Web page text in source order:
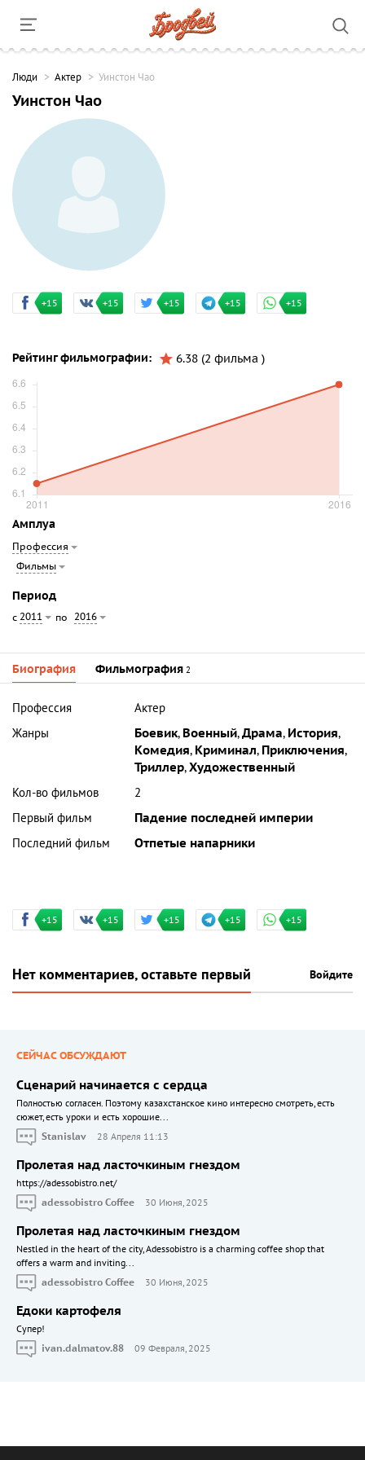
Люди Актер Уинстон Чао
Уинстон Чао
+15 +15 +15 +15 +15
Рейтинг фильмографии: 6.38 (2 фильма )
Амплуа
Профессия
Фильмы
Период
с 2011 по 2016
Биография Фильмография 2
Профессия
Актер
Жанры
Боевик, Военный,Драма, История,
Комедия, Криминал, Приключения,
Триллер,Художественный
Кол-во фильмов
2
Первый фильм
Падение последней империи
Последний фильм
Отпетые напарники
+15 +15 +15 +15 +15
Нет комментариев, оставьте первый Войдите
СЕЙЧАС ОБСУЖДАЮТ
Сценарий начинается с сердца
Полностью согласен. Поэтому казахстанское кино интересно смотреть, есть
сюжет, есть уроки и есть хорошие...
Stanislav
28 Апреля 11:13
Пролетая над ласточкиным гнездом
https://adessobistro.net/
adessobistro Coffee
30 Июня, 2025
Пролетая над ласточкиным гнездом
Nestled in the heart of the city, Adessobistro is a charming coffee shop that
offers a warm and inviting...
adessobistro Coffee
30 Июня, 2025
Едоки картофеля
Cупер!
ivan.dalmatov.88
09 Февраля, 2025